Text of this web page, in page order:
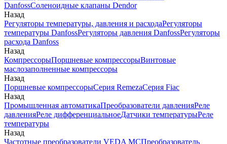
DanfossСоленоидные клапаны Dendor
Назад
Регуляторы температуры, давления и расходаРегуляторы
температуры DanfossРегуляторы давления DanfossРегуляторы
расхода Danfoss
Назад
КомпрессорыПоршневые компрессорыВинтовые
маслозаполненные компрессоры
Назад
Поршневые компрессорыСерия RemezaСерия Fiac
Назад
Промышленная автоматикаПреобразователи давленияРеле
давленияРеле дифференциальноеДатчики температурыРеле
температуры
Назад
Частотные преобразователи VEDA MCПреобразователь